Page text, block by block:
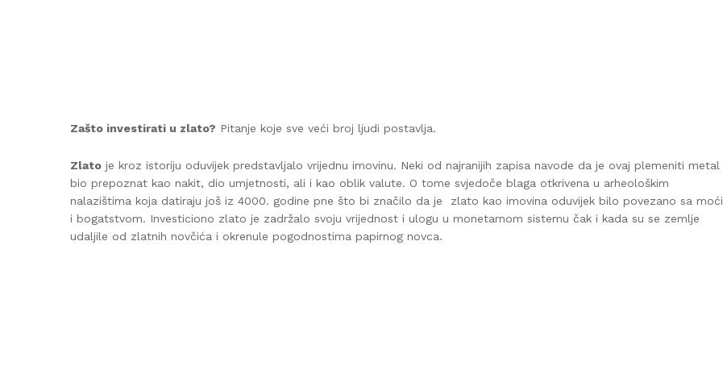
Zašto investirati u zlato? Pitanje koje sve veći broj ljudi postavlja.
Zlato je kroz istoriju oduvijek predstavljalo vrijednu imovinu. Neki od najranijih zapisa navode da je ovaj plemeniti metal
bio prepoznat kao nakit, dio umjetnosti, ali i kao oblik valute. O tome svjedoče blaga otkrivena u arheološkim
nalazištima koja datiraju još iz 4000. godine pne što bi značilo da je zlato kao imovina oduvijek bilo povezano sa moći
i bogatstvom. Investiciono zlato je zadržalo svoju vrijednost i ulogu u monetarnom sistemu čak i kada su se zemlje
udaljile od zlatnih novčića i okrenule pogodnostima papirnog novca.